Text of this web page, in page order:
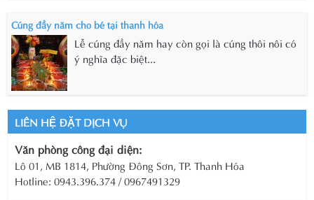
Cúng đầy năm cho bé tại thanh hóa
Lễ cúng đầy năm hay còn gọi là cúng thôi nôi có
ý nghĩa đặc biệt...
LIÊN HỆ ĐẶT DỊCH VỤ
Văn phòng công đại diện:
Lô 01, MB 1814, Phường Đông Sơn, TP. Thanh Hóa
Hotline: 0943.396.374 / 0967491329